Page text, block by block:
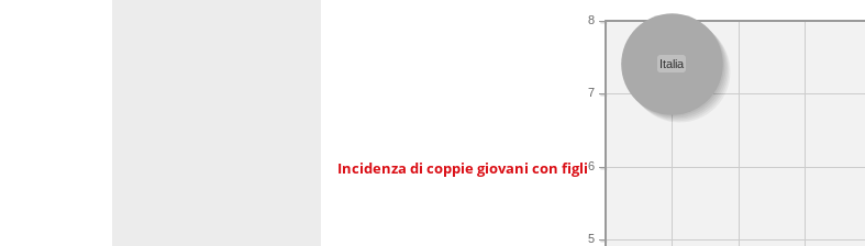
Incidenza di coppie giovani con figli
5
6
7
8
Italia